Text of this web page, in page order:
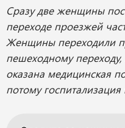
Сразу две женщины
переходе проезжей
Женщины переходили
пешеходному
оказана медицинская
потому